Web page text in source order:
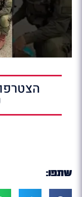
שתפו: